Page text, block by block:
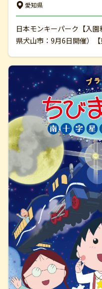
愛知県
日本モンキーパーク【入
県犬山市：9月6日開催）【